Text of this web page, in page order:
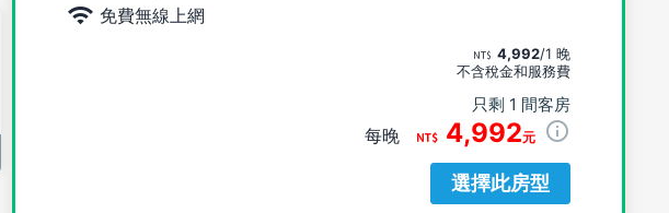
免費無線上網
4,992/1 晚
不含稅金和服務費
只剩 1 間客房
每晚 4,992元
選擇此房型